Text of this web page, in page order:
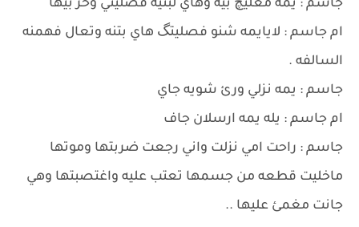
جاسم : يمه معليچ بيه وهاي لبنيه فصليتي وحر بيها
ام جاسم : لايايمه شنو فصليتگ هاي بتنه وتعال فهمنه
السالفه .
جاسم : يمه نزلي ورئ شويه جاي
ام جاسم : يله يمه ارسلان جاف
جاسم : راحت امي نزلت واني رجعت ضربتها وموتها
ماخليت قطعه من جسمها تعتب عليه واغتصبتها وهي
جانت مغمئ عليها ..